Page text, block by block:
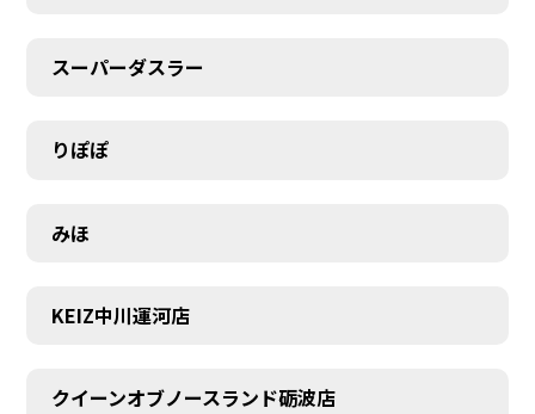
スーパーダスラー
りぽぽ
みほ
KEIZ中川運河店
クイーンオブノースランド砺波店